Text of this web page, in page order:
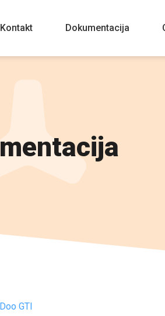
Kontakt Dokumentacija
GTI